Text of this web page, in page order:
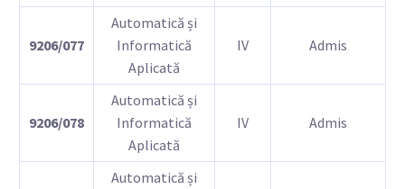
9206/077
Automatică și
Informatică
Aplicată
IV Admis
9206/078
Automatică și
Informatică
Aplicată
IV Admis
Automatică și